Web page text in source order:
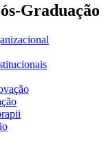
Graduação